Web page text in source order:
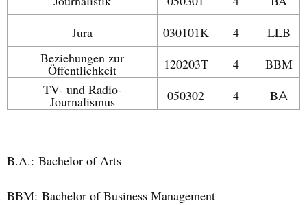
Jura
030101K 4
LLB
Beziehungen zur
Öffentlichkeit 120203T 4
BBM
TV- und Radio-
Journalismus 050302 4 BA
B.A.: Bachelor of Arts
BBM: Bachelor of Business Management